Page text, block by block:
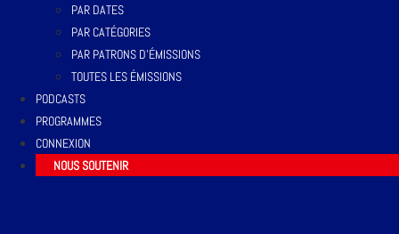
PAR DATES
PAR CATÉGORIES
PAR PATRONS D’ÉMISSIONS
TOUTES LES ÉMISSIONS
PODCASTS
PROGRAMMES
CONNEXION
NOUS SOUTENIR